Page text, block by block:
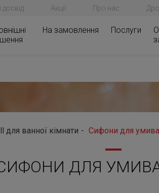
Акції Про нас
На замовлення Послуги
для ванної кімнати Сифони для
ДЛЯ